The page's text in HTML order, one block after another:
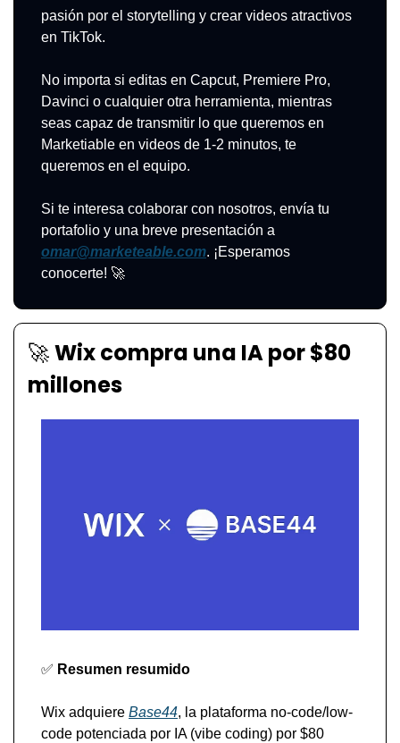
pasión por el storytelling y crear videos atractivos
en TikTok.
No importa si editas en Capcut, Premiere Pro,
Davinci o cualquier otra herramienta, mientras
seas capaz de transmitir lo que queremos en
Marketiable en videos de 1-2 minutos, te
queremos en el equipo.
Si te interesa colaborar con nosotros, envía tu
omar@marketeable.com. ¡Esperamos
conocerte! 🚀
🚀Wix compra una IA por $80
millones
✅ Resumen resumido
Wix adquiere Base44, la plataforma no-code/low-
code potenciada por IA (vibe coding) por $80